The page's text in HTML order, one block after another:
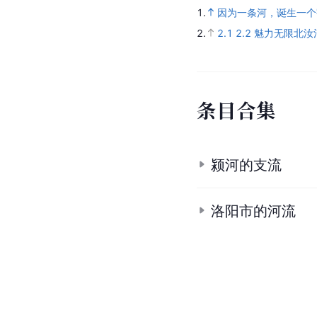
1.
因为一条河，诞生一
2.
2.1 2.2 魅力无限北汝
条目合集
颍河的支流
洛阳市的河流